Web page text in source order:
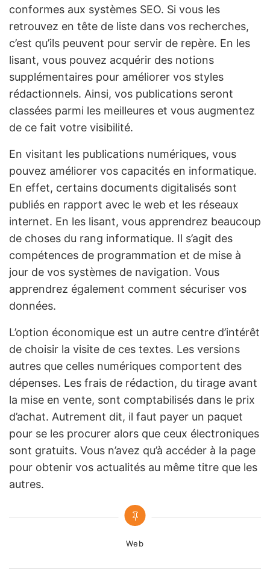
conformes aux systèmes SEO. Si vous les
retrouvez en tête de liste dans vos recherches,
c’est qu’ils peuvent pour servir de repère. En les
lisant, vous pouvez acquérir des notions
supplémentaires pour améliorer vos styles
rédactionnels. Ainsi, vos publications seront
classées parmi les meilleures et vous augmentez
de ce fait votre visibilité.
En visitant les publications numériques, vous
pouvez améliorer vos capacités en informatique.
En effet, certains documents digitalisés sont
publiés en rapport avec le web et les réseaux
internet. En les lisant, vous apprendrez beaucoup
de choses du rang informatique. Il s’agit des
compétences de programmation et de mise à
jour de vos systèmes de navigation. Vous
apprendrez également comment sécuriser vos
données.
L’option économique est un autre centre d’intérêt
de choisir la visite de ces textes. Les versions
autres que celles numériques comportent des
dépenses. Les frais de rédaction, du tirage avant
la mise en vente, sont comptabilisés dans le prix
d’achat. Autrement dit, il faut payer un paquet
pour se les procurer alors que ceux électroniques
sont gratuits. Vous n’avez qu’à accéder à la page
pour obtenir vos actualités au même titre que les
autres.
Categories
Web